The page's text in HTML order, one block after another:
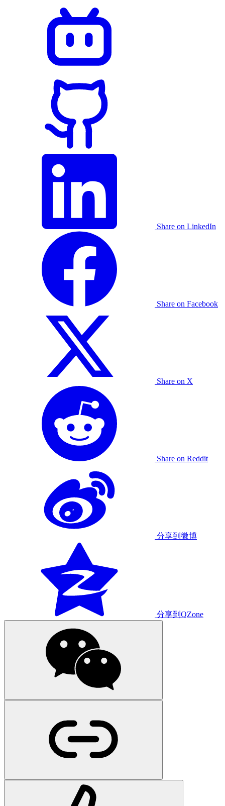
Share on LinkedIn
Share on Facebook
Share on X
Share on Reddit
分享到微博
分享到QZone